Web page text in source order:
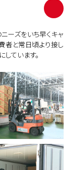
ーズをいち早くキャ
者と常日頃より接し
ています。